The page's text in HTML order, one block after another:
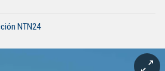
NTN24